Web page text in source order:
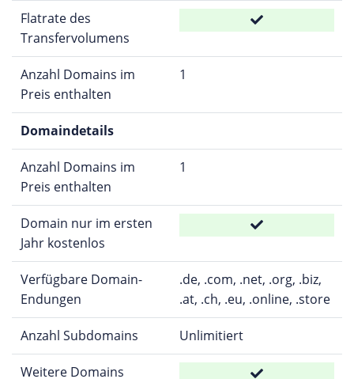
Flatrate des
Transfervolumens
Anzahl Domains im
Preis enthalten
1
Domaindetails
Anzahl Domains im
Preis enthalten
1
Domain nur im ersten
Jahr kostenlos
Verfügbare Domain-
Endungen
.de, .com, .net, .org, .biz,
.at, .ch, .eu, .online, .store
Anzahl Subdomains Unlimitiert
Weitere Domains